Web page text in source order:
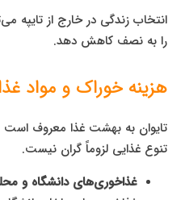
انتخاب زندگی در خارج از تایپه
را به نصف کاهش دهد.
هزینه خوراک و مواد
تایوان به بهشت غذا معروف است
تنوع غذایی لزوماً گران نیست.
غذاخوری‌های دانشگاه و